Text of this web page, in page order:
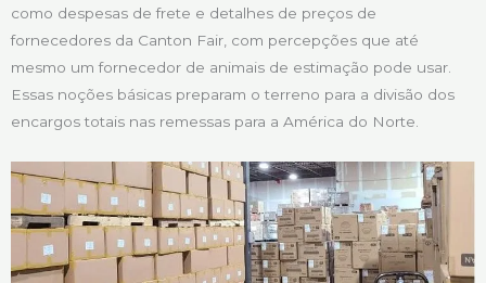
como despesas de frete e detalhes de preços de
fornecedores da Canton Fair, com percepções que até
mesmo um fornecedor de animais de estimação pode usar.
Essas noções básicas preparam o terreno para a divisão dos
encargos totais nas remessas para a América do Norte.